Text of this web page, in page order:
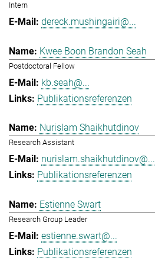
Intern
dereck.mushingairi@...
Kwee Boon Brandon Seah
Postdoctoral Fellow
kb.seah@...
Publikationsreferenzen
Nurislam Shaikhutdinov
Research Assistant
nurislam.shaikhutdinov@...
Publikationsreferenzen
Estienne Swart
Research Group Leader
estienne.swart@...
Publikationsreferenzen